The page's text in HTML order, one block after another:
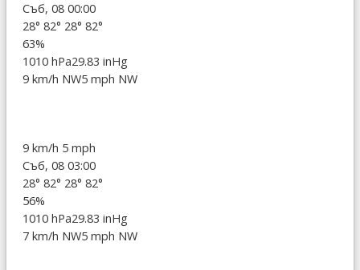
Съб, 08 00:00
28° 82° 28° 82°
63%
1010 hPa29.83 inHg
9 km/h NW5 mph NW
9 km/h 5 mph
Съб, 08 03:00
28° 82° 28° 82°
56%
1010 hPa29.83 inHg
7 km/h NW5 mph NW